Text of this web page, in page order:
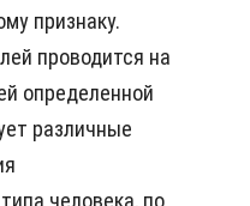
признаку.
проводится на
определенной
различные